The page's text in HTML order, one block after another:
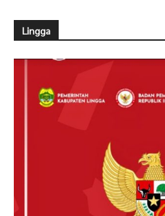
Lingga